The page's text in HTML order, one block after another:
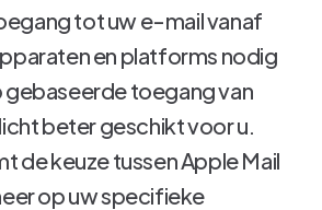
tot uw e-mail vanaf
en platforms nodig
gebaseerde toegang van
beter geschikt voor u.
de keuze tussen Apple Mail
op uw specifieke